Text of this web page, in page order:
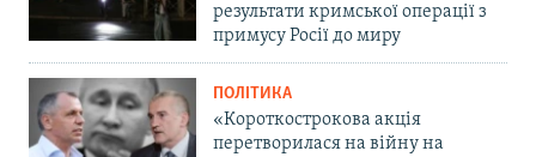
результати кримської операції з
примусу Росії до миру
ПОЛІТИКА
«Короткострокова акція
перетворилася на війну на